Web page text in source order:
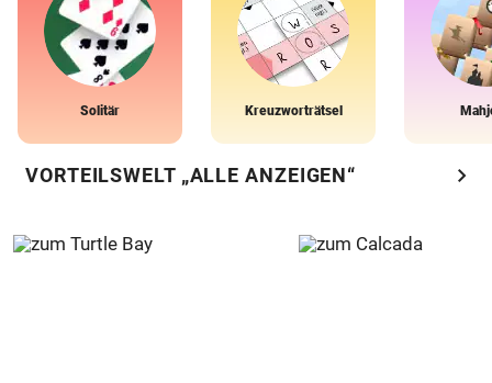
Solitär Kreuzworträtsel
VORTEILSWELT „ALLE ANZEIGEN“ chevron_right